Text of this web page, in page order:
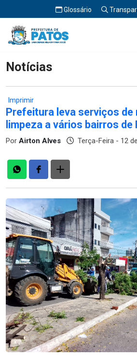
Glossário
Início Notícias
Notícias
Imprimir
Prefeitura leva serviços de
limpeza a vários bairros de
Por Airton Alves Terça-Feira - 12